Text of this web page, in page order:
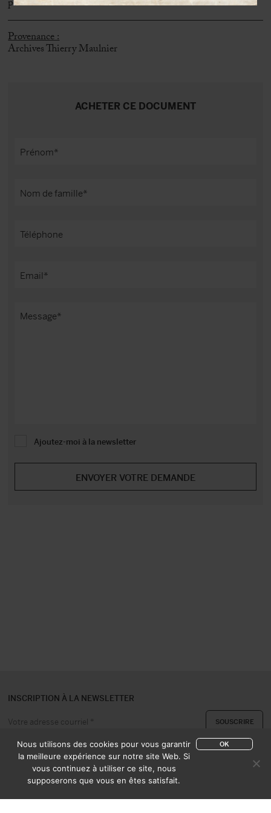
Provenance :
Archives Thierry Maulnier
ACHETER CE DOCUMENT
Ajoutez-moi à la newsletter
INSCRIPTION À LA NEWSLETTER
Nous utilisons des cookies pour vous garantir
la meilleure expérience sur notre site Web. Si
vous continuez à utiliser ce site, nous
supposerons que vous en êtes satisfait.
OK